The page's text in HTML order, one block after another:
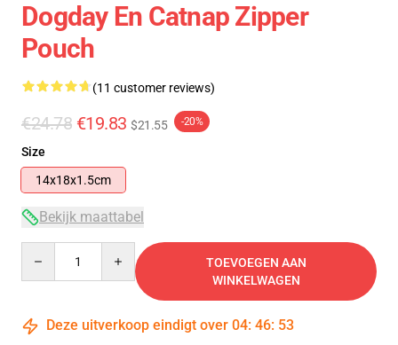
Dogday En Catnap Zipper
Pouch
(11 customer reviews)
€24.78 €19.83 $21.55 -20%
Size
14x18x1.5cm
Bekijk maattabel
TOEVOEGEN AAN
WINKELWAGEN
Deze uitverkoop eindigt over 04: 46: 52